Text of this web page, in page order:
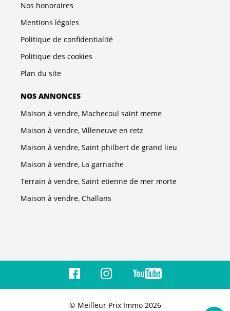
Nos honoraires
Mentions légales
Politique de confidentialité
Politique des cookies
Plan du site
NOS ANNONCES
Maison à vendre, Machecoul saint meme
Maison à vendre, Villeneuve en retz
Maison à vendre, Saint philbert de grand lieu
Maison à vendre, La garnache
Terrain à vendre, Saint etienne de mer morte
Maison à vendre, Challans
© Meilleur Prix Immo 2026